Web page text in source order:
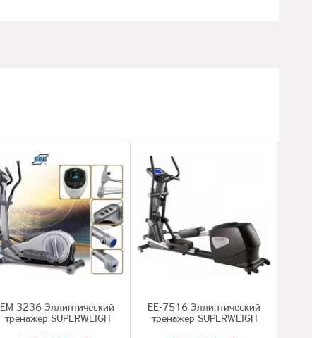
EМ 3236 Эллиптический
тренажер SUPERWEIGH
EE-7516 Эллиптический
тренажер SUPERWEIGH